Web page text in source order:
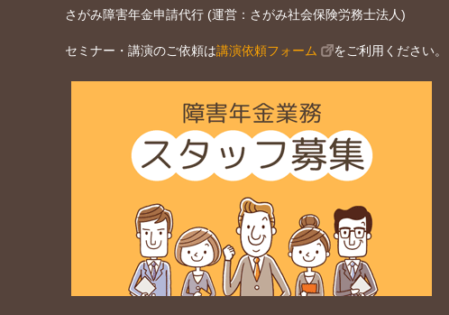
さがみ障害年金申請代行 (運営：さがみ社会保険労務士法人)
セミナー・講演のご依頼は講演依頼フォーム をご利用ください。